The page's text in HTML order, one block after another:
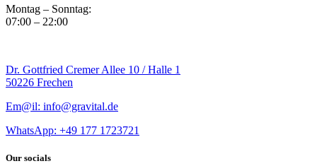
Montag – Sonntag:
07:00 – 22:00
Dr. Gottfried Cremer Allee 10 / Halle 1
50226 Frechen
Em@il: info@gravital.de
WhatsApp: +49 177 1723721
Our socials